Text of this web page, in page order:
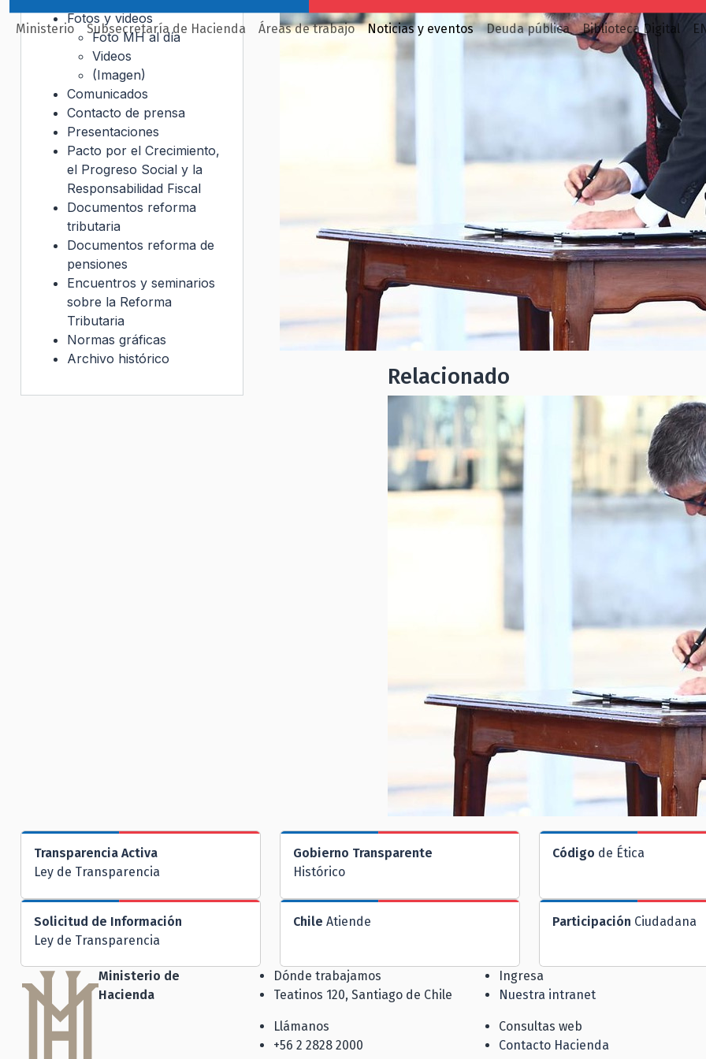
Ministerio Subsecretaría de Hacienda Áreas de trabajo Noticias y eventos Deuda pública Biblioteca Digital
Relacionado
Fotos y videos
Foto MH al día
Videos
(Imagen)
Comunicados
Contacto de prensa
Presentaciones
Pacto por el Crecimiento,
el Progreso Social y la
Responsabilidad Fiscal
Documentos reforma
tributaria
Documentos reforma de
pensiones
Encuentros y seminarios
sobre la Reforma
Tributaria
Normas gráficas
Archivo histórico
Transparencia Activa
Ley de Transparencia
Gobierno Transparente
Histórico
Código de Ética
Solicitud de Información
Ley de Transparencia
Chile Atiende Participación Ciudadana
Ministerio de
Hacienda
Dónde trabajamos
Teatinos 120, Santiago de Chile
Llámanos
+56 2 2828 2000
Ingresa
Nuestra intranet
Consultas web
Contacto Hacienda